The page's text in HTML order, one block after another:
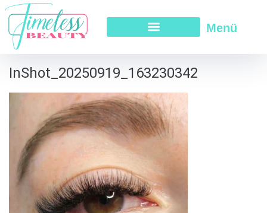
Menü
InShot_20250919_163230342